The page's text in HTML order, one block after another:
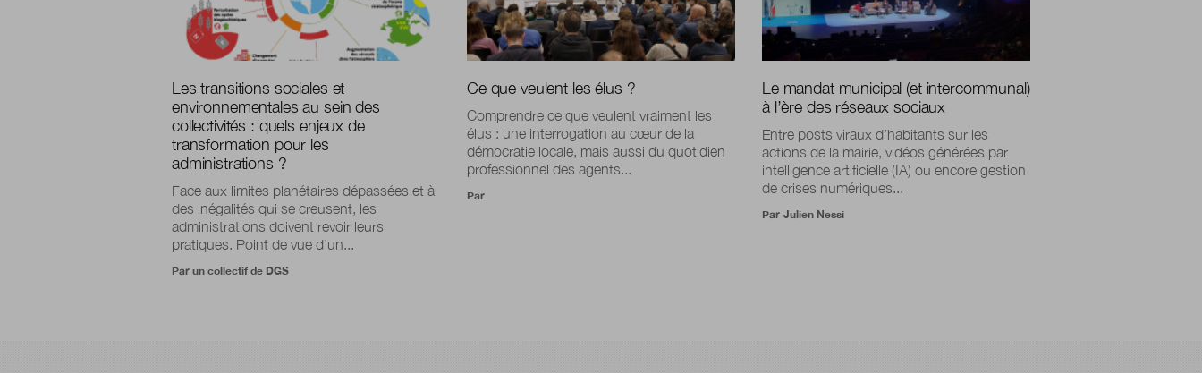
Les transitions sociales et
environnementales au sein des
collectivités : quels enjeux de
transformation pour les
administrations ?
Face aux limites planétaires dépassées et à
des inégalités qui se creusent, les
administrations doivent revoir leurs
pratiques. Point de vue d’un...
Par un collectif de DGS
Ce que veulent les élus ?
Comprendre ce que veulent vraiment les
élus : une interrogation au cœur de la
démocratie locale, mais aussi du quotidien
professionnel des agents...
Par
Le mandat municipal (et intercommunal)
à l’ère des réseaux sociaux
Entre posts viraux d’habitants sur les
actions de la mairie, vidéos générées par
intelligence artificielle (IA) ou encore gestion
de crises numériques...
Par Julien Nessi